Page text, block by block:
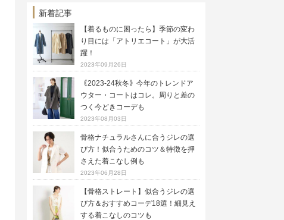
新着記事
【着るものに困ったら】季節の変わ
り目には「アトリエコート」が大活
躍！
2023年09月26日
｟2023-24秋冬｠今年のトレンドア
ウター・コートはコレ。周りと差の
つく今どきコーデも
2023年08月03日
骨格ナチュラルさんに合うジレの選
び方！似合うためのコツ＆特徴を押
さえた着こなし例も
2023年06月28日
【骨格ストレート】似合うジレの選
び方＆おすすめコーデ18選！細見え
する着こなしのコツも